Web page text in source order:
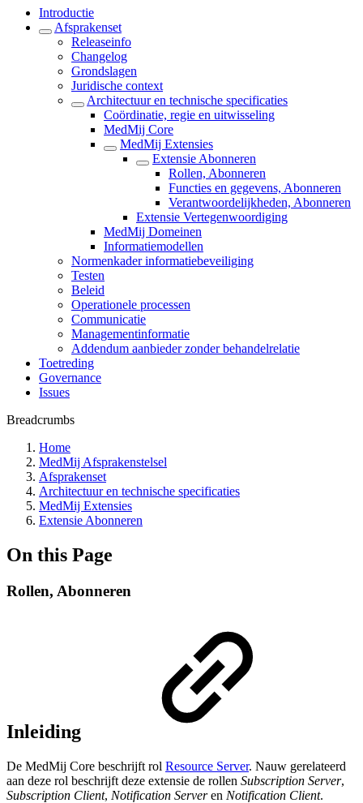
Introductie
Afsprakenset
Releaseinfo
Changelog
Grondslagen
Juridische context
Architectuur en technische specificaties
Coördinatie, regie en uitwisseling
MedMij Core
MedMij Extensies
Extensie Abonneren
Rollen, Abonneren
Functies en gegevens, Abonneren
Verantwoordelijkheden, Abonneren
Extensie Vertegenwoordiging
MedMij Domeinen
Informatiemodellen
Normenkader informatiebeveiliging
Testen
Beleid
Operationele processen
Communicatie
Managementinformatie
Addendum aanbieder zonder behandelrelatie
Toetreding
Governance
Issues
Breadcrumbs
Home
MedMij Afsprakenstelsel
Afsprakenset
Architectuur en technische specificaties
MedMij Extensies
Extensie Abonneren
On this Page
Rollen, Abonneren
Inleiding
De MedMij Core beschrijft rol Resource Server. Nauw gerelateerd
aan deze rol beschrijft deze extensie de rollen Subscription Server,
Subscription Client, Notification Serveren Notification Client.